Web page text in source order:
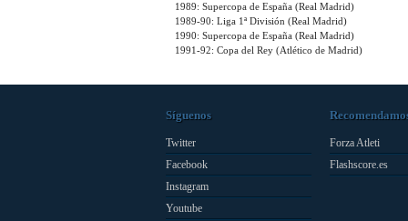
1989: Supercopa de España (Real Madrid)
1989-90: Liga 1ª División (Real Madrid)
1990: Supercopa de España (Real Madrid)
1991-92: Copa del Rey (Atlético de Madrid)
Síguenos
Twitter
Facebook
Instagram
Youtube
Forza Atleti
Flashscore.es